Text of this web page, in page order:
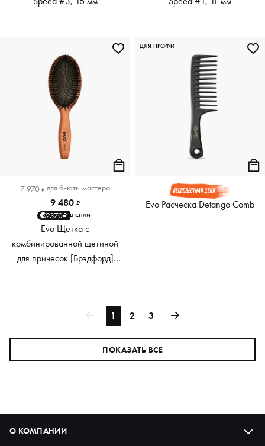
7 970 ₽ для бьюти-мастера
9 480 ₽
2370₽ в сплит
Evo Щетка с
комбинированной щетиной
для причесок [Брэдфорд]
Evo Расческа Detango Comb
ДЛЯ ПРОФИ
1 2 3
ПОКАЗАТЬ ВСЕ
О КОМПАНИИ